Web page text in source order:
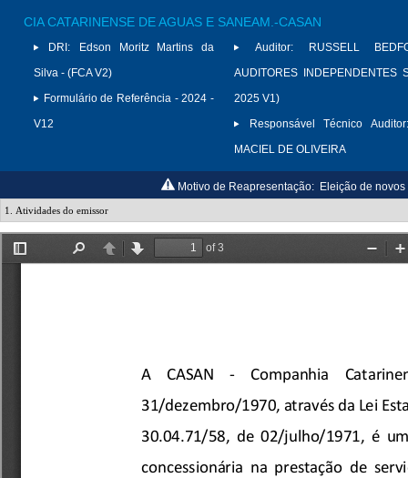
CIA CATARINENSE DE AGUAS E SANEAM.-CASAN
DRI:
Edson Moritz Martins da
Silva - (FCA V2)
Formulário de Referência - 2024 -
V12
Auditor:
RUSSELL
AUDITORES INDEPENDENTES
2025 V1)
Responsável Técnico Auditor:
MACIEL DE OLIVEIRA
Motivo de Reapresentação: Eleição de